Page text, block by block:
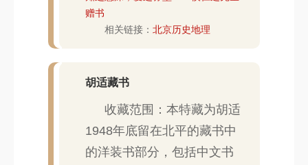
赠书
相关链接： 北京历史地理
胡适藏书
收藏范围：本特藏为胡适
1948年底留在北平的藏书中
的洋装书部分，包括中文书